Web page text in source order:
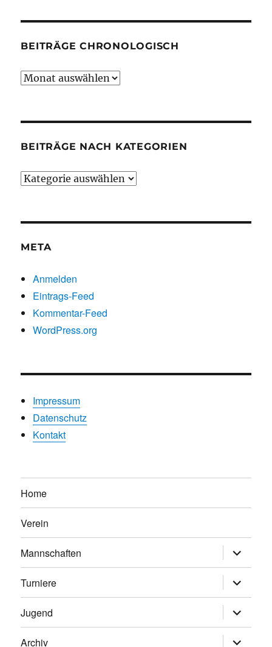
BEITRÄGE CHRONOLOGISCH
Beiträge
BEITRÄGE NACH KATEGORIEN
Beiträge
META
Anmelden
Eintrags-Feed
Kommentar-Feed
WordPress.org
Impressum
Datenschutz
Kontakt
Home
Verein
Mannschaften
anzeigen
Turniere
anzeigen
Jugend
anzeigen
Archiv